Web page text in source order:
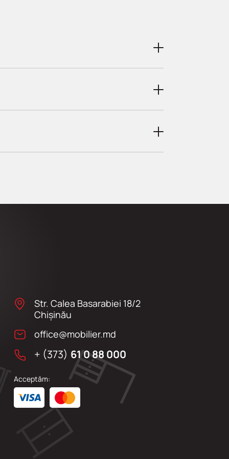
Str. Calea Basarabiei 18/2
Chişinău
office@mobilier.md
+ (373) 61 0 88 000
Acceptăm: